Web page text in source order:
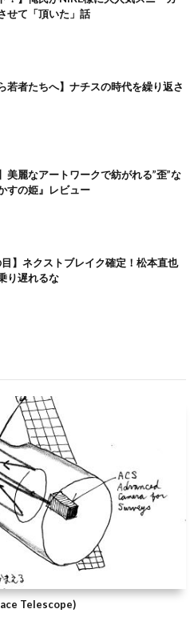
せて「頂いた」話
若者たちへ】ナチスの時代を繰り返さ
美麗なアートワークで紡がれる”歪”な
すの姫』レビュー
目】ネクストブレイク確定！松本直也
り遅れるな
Telescope)